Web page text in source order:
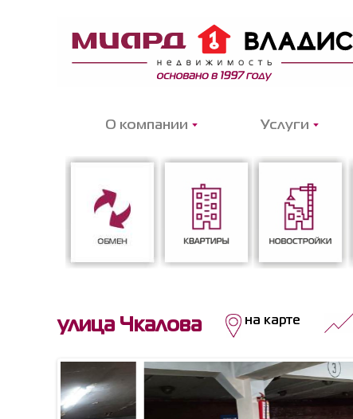
О компании Услуги
Обмен Квартиры Новостройки
улица Чкалова на карте